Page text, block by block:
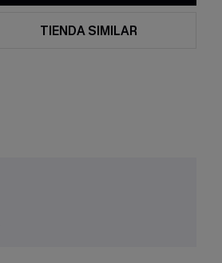
TIENDA SIMILAR